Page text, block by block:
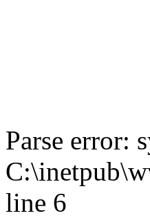
Parse error:
line 6